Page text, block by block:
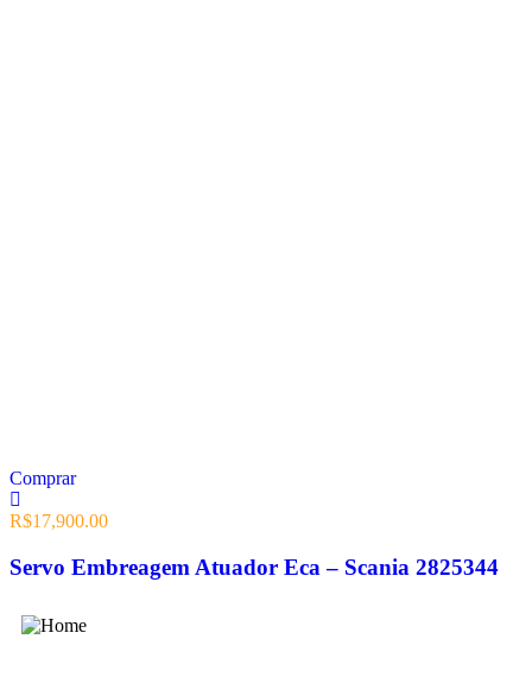
Comprar
R$17,900.00
Servo Embreagem Atuador Eca – Scania 2825344